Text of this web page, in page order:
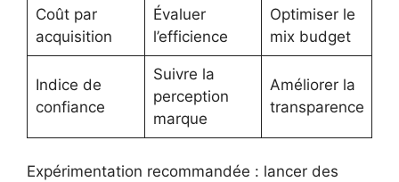
Coût par
acquisition
Évaluer
l’efficience
Optimiser le
mix budget
Indice de
confiance
Suivre la
perception
marque
Améliorer la
transparence
Expérimentation recommandée : lancer des